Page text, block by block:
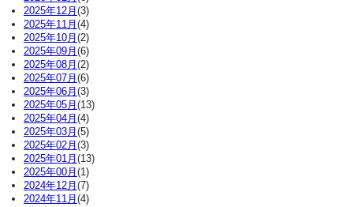
2025年12月 (3)
2025年11月 (4)
2025年10月 (2)
2025年09月 (6)
2025年08月 (2)
2025年07月 (6)
2025年06月 (3)
2025年05月 (13)
2025年04月 (4)
2025年03月 (5)
2025年02月 (3)
2025年01月 (13)
2025年00月 (1)
2024年12月 (7)
2024年11月 (4)